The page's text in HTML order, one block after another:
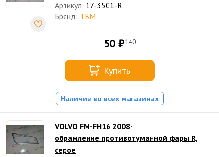
Артикул: 17-3501-R
Бренд: TBM
50 ₽140
Купить
Наличие во всех магазинах
VOLVO FM-FH16 2008-
обрамление противотуманной фары R,
серое